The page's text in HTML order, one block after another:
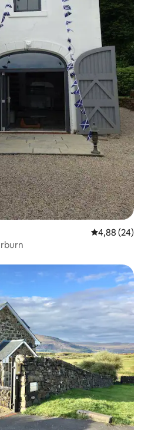
4,88 (24)